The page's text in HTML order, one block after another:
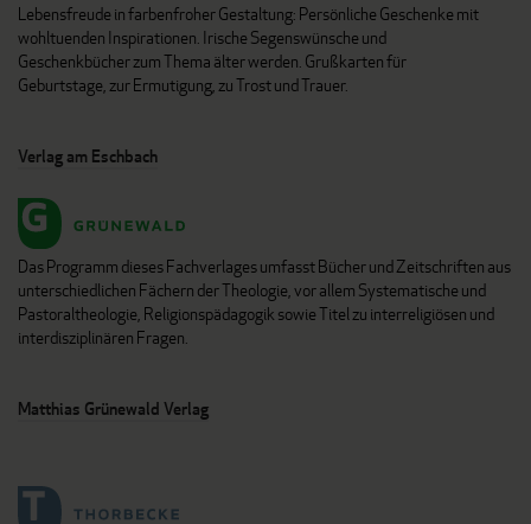
Lebensfreude in farbenfroher Gestaltung: Persönliche Geschenke mit
wohltuenden Inspirationen. Irische Segenswünsche und
Geschenkbücher zum Thema älter werden. Grußkarten für
Geburtstage, zur Ermutigung, zu Trost und Trauer.
Verlag am Eschbach
Das Programm dieses Fachverlages umfasst Bücher und Zeitschriften aus
unterschiedlichen Fächern der Theologie, vor allem Systematische und
Pastoraltheologie, Religionspädagogik sowie Titel zu interreligiösen und
interdisziplinären Fragen.
Matthias Grünewald Verlag